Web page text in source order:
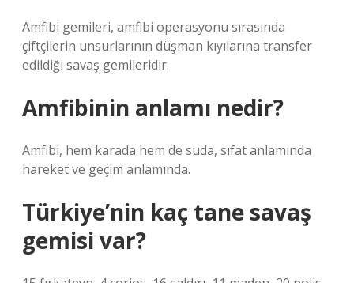
Amfibi gemileri, amfibi operasyonu sırasında
çiftçilerin unsurlarının düşman kıyılarına transfer
edildiği savaş gemileridir.
Amfibinin anlamı nedir?
Amfibi, hem karada hem de suda, sıfat anlamında
hareket ve geçim anlamında.
Türkiye’nin kaç tane savaş
gemisi var?